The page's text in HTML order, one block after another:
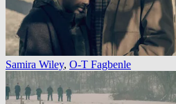
Samira Wiley, O-T Fagbenle